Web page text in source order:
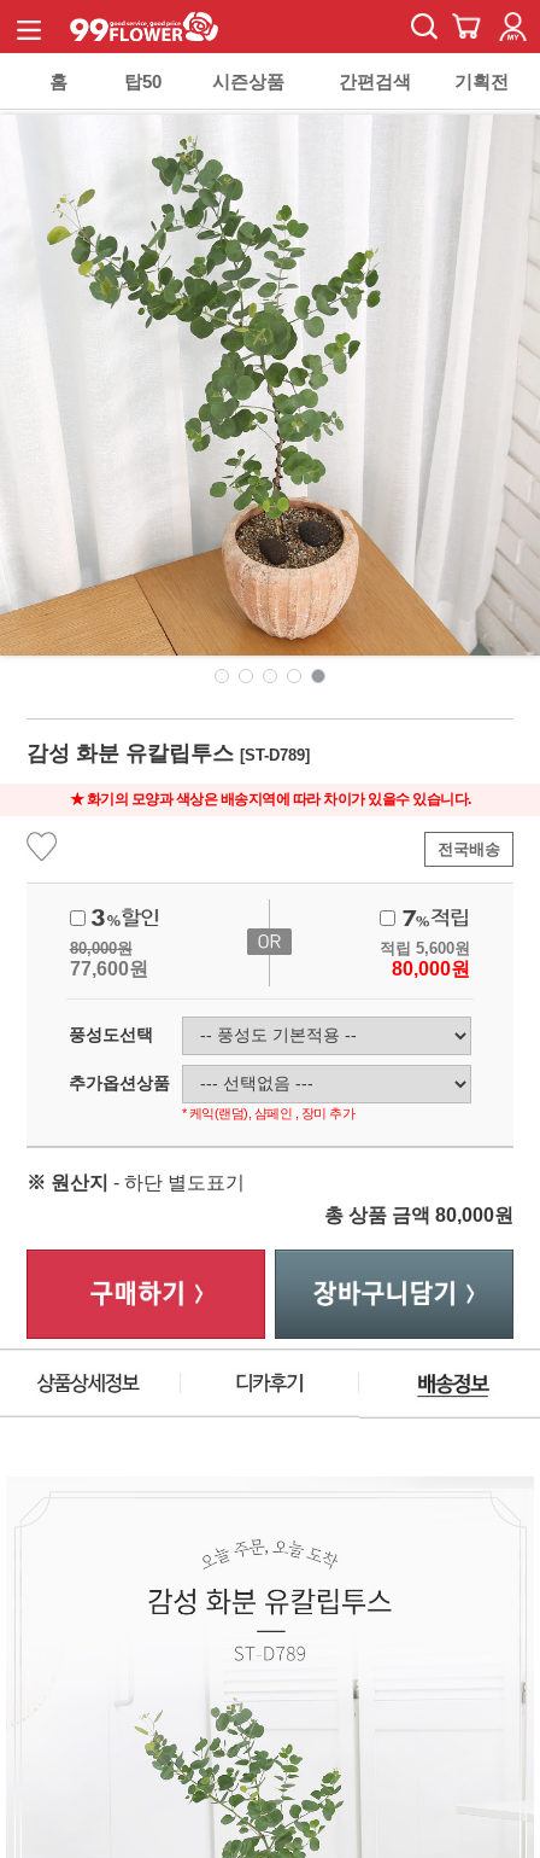
홈 탑50 시즌상품 간편검색 기획전
감성 화분 유칼립투스[ST-D789]
★ 화기의 모양과 색상은 배송지역에 따라 차이가 있을수 있습니다.
전국배송
80,000원
77,600원
적립 5,600원
80,000원
풍성도선택
추가옵션상품
* 케익(랜덤), 샴페인 , 장미 추가
※ 원산지 - 하단 별도표기
총 상품 금액 80,000원